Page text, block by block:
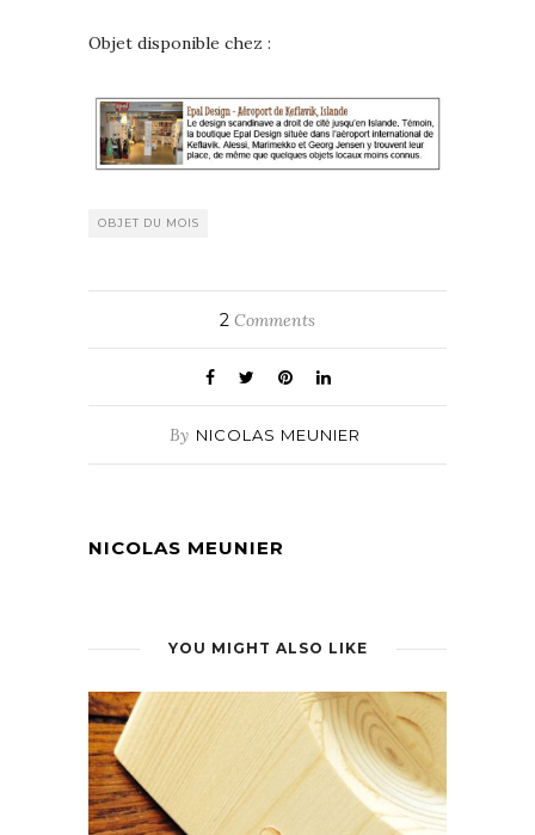
Objet disponible chez :
OBJET DU MOIS
2 Comments
By NICOLAS MEUNIER
NICOLAS MEUNIER
YOU MIGHT ALSO LIKE